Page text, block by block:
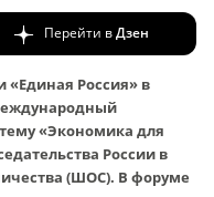
Перейти вДзен
«Единая Россия» в
«Экономика для
России в
(ШОС). В форуме